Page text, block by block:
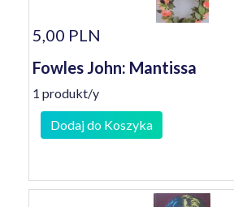
5,00 PLN
Fowles John: Mantissa
1 produkt/y
Dodaj do Koszyka